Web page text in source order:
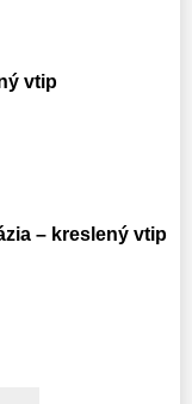
vtip
– kreslený vtip